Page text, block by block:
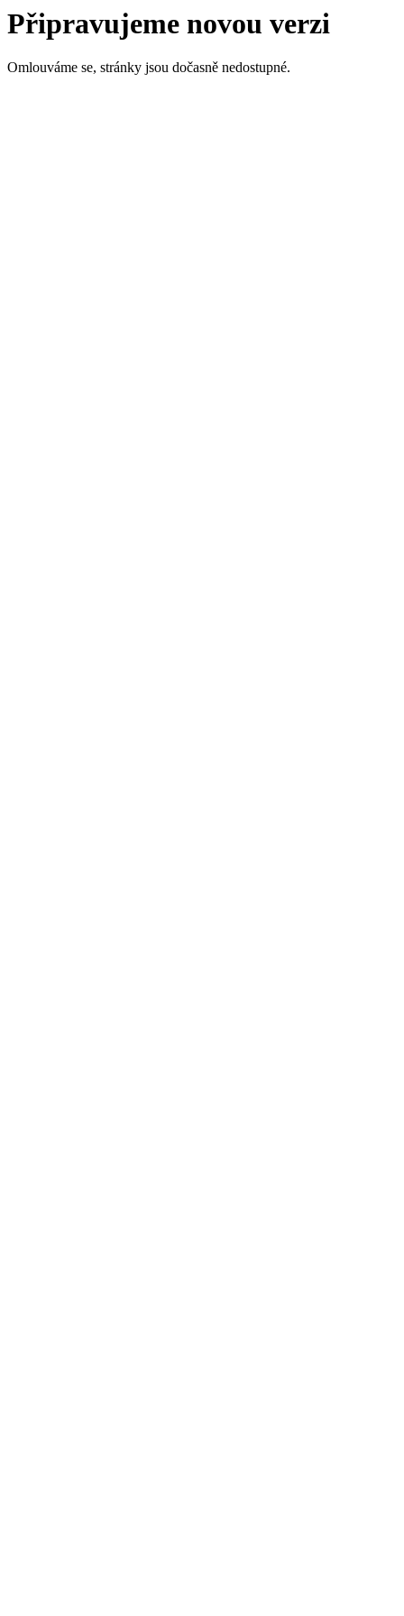
Připravujeme novou verzi
Omlouváme se, stránky jsou dočasně nedostupné.